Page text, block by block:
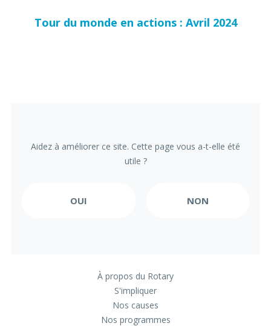
Tour du monde en actions : Avril 2024
Aidez à améliorer ce site. Cette page vous a-t-elle été
utile ?
À propos du Rotary
S'impliquer
Nos causes
Nos programmes